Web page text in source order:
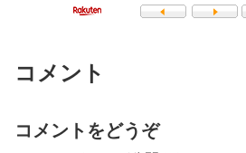
コメント
コメントをどうぞ